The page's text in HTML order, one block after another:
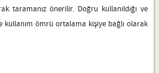
taramanız önerilir. Doğru kullanıldığı ve
ömrü ortalama kişiye bağlı olarak